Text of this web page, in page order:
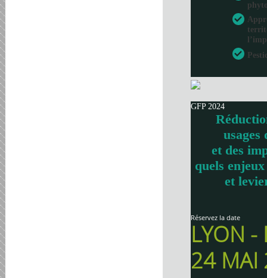
GFP 2024
usages
et des
quels
et
Réservez la date
LYON
24 MAI